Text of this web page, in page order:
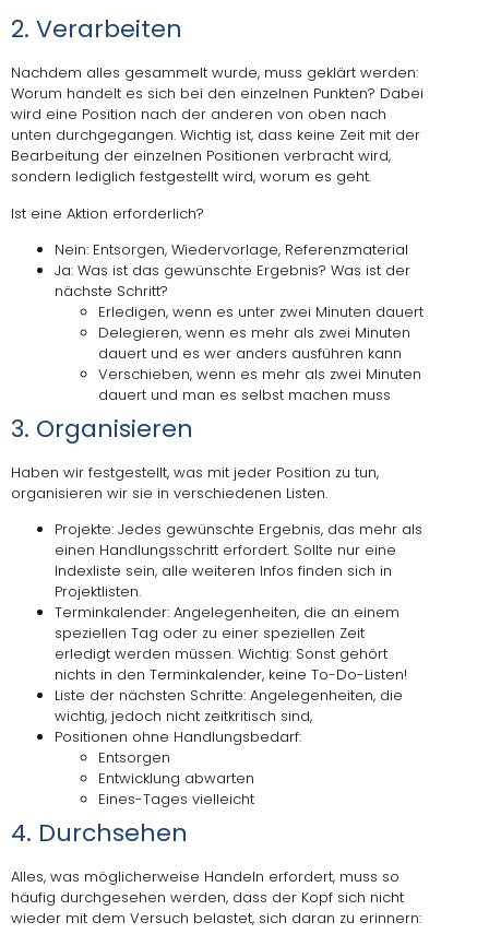
2. Verarbeiten
Nachdem alles gesammelt wurde, muss geklärt werden:
Worum handelt es sich bei den einzelnen Punkten? Dabei
wird eine Position nach der anderen von oben nach
unten durchgegangen. Wichtig ist, dass keine Zeit mit der
Bearbeitung der einzelnen Positionen verbracht wird,
sondern lediglich festgestellt wird, worum es geht.
Ist eine Aktion erforderlich?
Nein: Entsorgen, Wiedervorlage, Referenzmaterial
Ja: Was ist das gewünschte Ergebnis? Was ist der
nächste Schritt?
Erledigen, wenn es unter zwei Minuten dauert
Delegieren, wenn es mehr als zwei Minuten
dauert und es wer anders ausführen kann
Verschieben, wenn es mehr als zwei Minuten
dauert und man es selbst machen muss
3. Organisieren
Haben wir festgestellt, was mit jeder Position zu tun,
organisieren wir sie in verschiedenen Listen.
Projekte: Jedes gewünschte Ergebnis, das mehr als
einen Handlungsschritt erfordert. Sollte nur eine
Indexliste sein, alle weiteren Infos finden sich in
Projektlisten.
Terminkalender: Angelegenheiten, die an einem
speziellen Tag oder zu einer speziellen Zeit
erledigt werden müssen. Wichtig: Sonst gehört
nichts in den Terminkalender, keine To-Do-Listen!
Liste der nächsten Schritte: Angelegenheiten, die
wichtig, jedoch nicht zeitkritisch sind,
Positionen ohne Handlungsbedarf:
Entsorgen
Entwicklung abwarten
Eines-Tages vielleicht
4. Durchsehen
Alles, was möglicherweise Handeln erfordert, muss so
häufig durchgesehen werden, dass der Kopf sich nicht
wieder mit dem Versuch belastet, sich daran zu erinnern: